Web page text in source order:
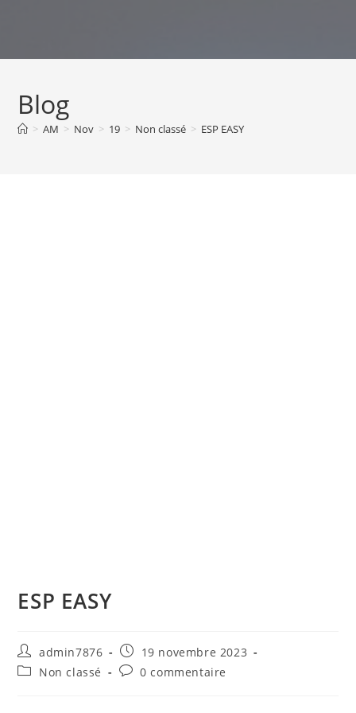
Blog
> AM > Nov > 19 > Non classé > ESP EASY
ESP EASY
Auteur/autrice
de
la
admin7876
Publication
publiée :
19 novembre 2023
PostNon classé
Commentaires
0 commentaire